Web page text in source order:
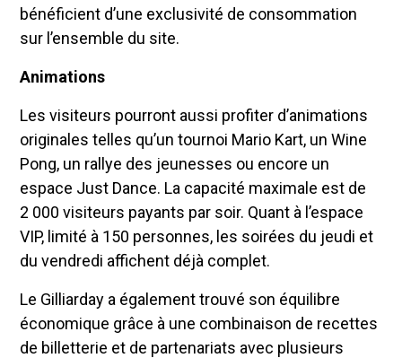
bénéficient d’une exclusivité de consommation
sur l’ensemble du site.
Animations
Les visiteurs pourront aussi profiter d’animations
originales telles qu’un tournoi Mario Kart, un Wine
Pong, un rallye des jeunesses ou encore un
espace Just Dance. La capacité maximale est de
2 000 visiteurs payants par soir. Quant à l’espace
VIP, limité à 150 personnes, les soirées du jeudi et
du vendredi affichent déjà complet.
Le Gilliarday a également trouvé son équilibre
économique grâce à une combinaison de recettes
de billetterie et de partenariats avec plusieurs